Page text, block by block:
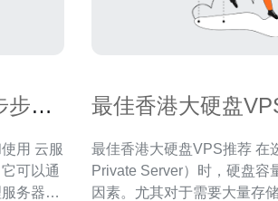
步学
服
可以通
务器，
最佳香港大硬盘
最佳香港大硬盘VPS推荐 在选择VPS（Virtual
Private Server）时，硬盘容
因素。尤其对于需要大量存